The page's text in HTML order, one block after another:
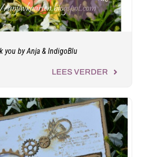
you by Anja & IndigoBlu
LEES VERDER